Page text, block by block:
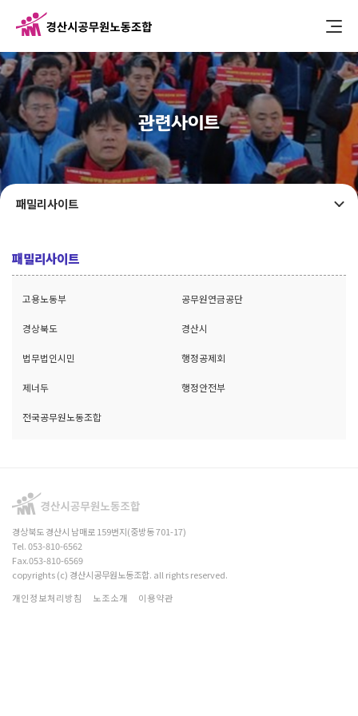
관련사이트
패밀리사이트
패밀리사이트
고용노동부 공무원연금공단
경상북도 경산시
법무법인시민 행정공제회
제너두 행정안전부
전국공무원노동조합
경상북도 경산시 남매로 159번지(중방동 701-17)
Tel. 053-810-6562
Fax.053-810-6569
copyrights (c) 경산시공무원노동조합. all rights reserved.
개인정보처리방침
노조소개 이용약관